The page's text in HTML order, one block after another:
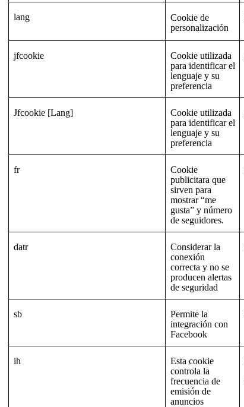
lang
Cookie de
personalización
jfcookie
Cookie utilizada
para identificar el
lenguaje y su
preferencia
Jfcookie [Lang]
Cookie utilizada
para identificar el
lenguaje y su
preferencia
fr
Cookie
publicitara que
sirven para
mostrar “me
gusta” y número
de seguidores.
datr
Considerar la
conexión
correcta y no se
producen alertas
de seguridad
sb
Permite la
integración con
Facebook
ih
Esta cookie
controla la
frecuencia de
emisión de
anuncios